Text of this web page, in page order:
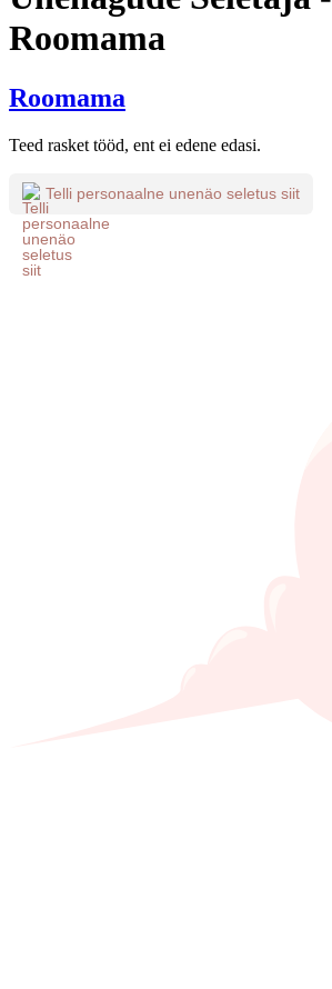
Roomama
Roomama
Teed rasket tööd, ent ei edene edasi.
Telli personaalne unenäo seletus siit